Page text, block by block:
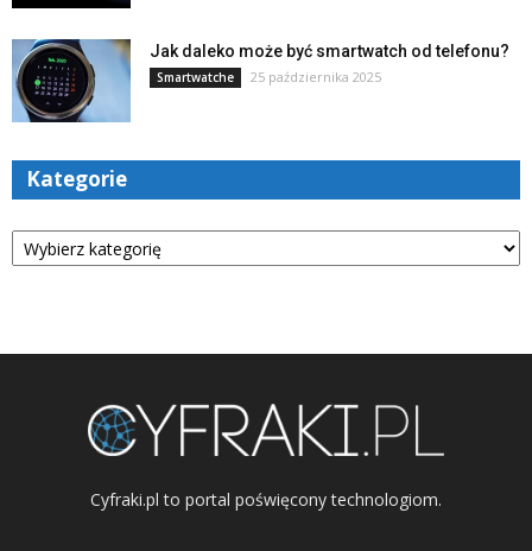
Jak daleko może być smartwatch od telefonu?
Smartwatche 25 października 2025
Kategorie
Kategorie
Cyfraki.pl to portal poświęcony technologiom.